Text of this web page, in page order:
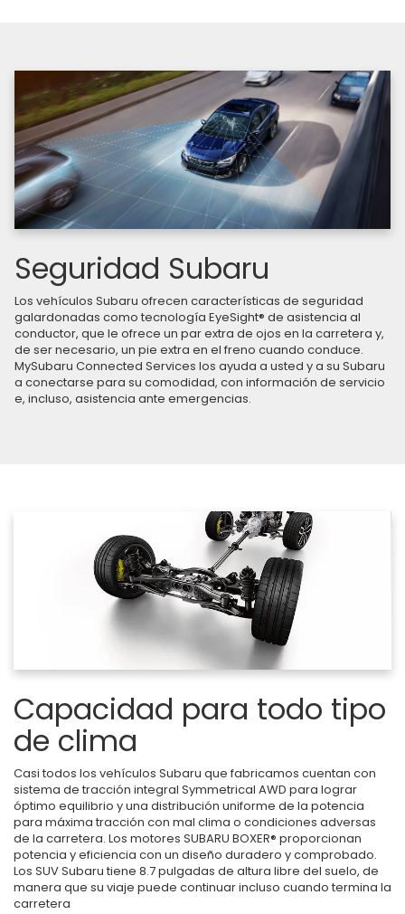
Seguridad Subaru
Los vehículos Subaru ofrecen características de seguridad
galardonadas como tecnología EyeSight® de asistencia al
conductor, que le ofrece un par extra de ojos en la carretera y,
de ser necesario, un pie extra en el freno cuando conduce.
MySubaru Connected Services los ayuda a usted y a su Subaru
a conectarse para su comodidad, con información de servicio
e, incluso, asistencia ante emergencias.
Capacidad para todo tipo
de clima
Casi todos los vehículos Subaru que fabricamos cuentan con
sistema de tracción integral Symmetrical AWD para lograr
óptimo equilibrio y una distribución uniforme de la potencia
para máxima tracción con mal clima o condiciones adversas
de la carretera. Los motores SUBARU BOXER® proporcionan
potencia y eficiencia con un diseño duradero y comprobado.
Los SUV Subaru tiene 8.7 pulgadas de altura libre del suelo, de
manera que su viaje puede continuar incluso cuando termina la
carretera